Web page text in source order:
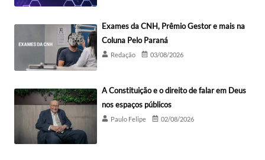
Exames da CNH, Prêmio Gestor e mais na
Coluna Pelo Paraná
Redação 03/08/2026
A Constituição e o direito de falar em Deus
nos espaços públicos
Paulo Felipe 02/08/2026